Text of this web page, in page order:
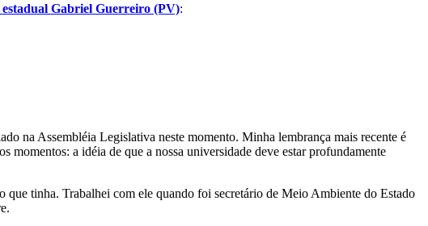
Gabriel Guerreiro (PV):
na Assembléia Legislativa neste momento. Minha lembrança mais recente é
a idéia de que a nossa universidade deve estar profundamente
tinha. Trabalhei com ele quando foi secretário de Meio Ambiente do Estado